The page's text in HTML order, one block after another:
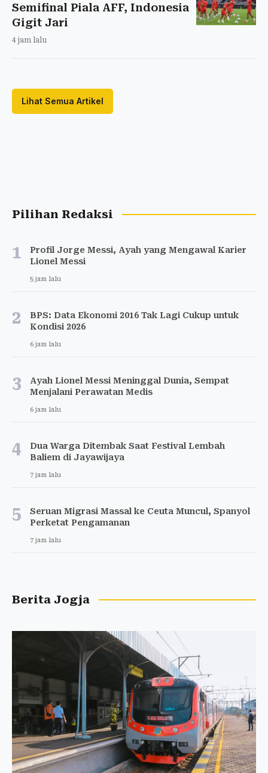
Semifinal Piala AFF, Indonesia
Gigit Jari
4 jam lalu
Lihat Semua Artikel
Pilihan Redaksi
1
Profil Jorge Messi, Ayah yang Mengawal Karier
Lionel Messi
5 jam lalu
2
BPS: Data Ekonomi 2016 Tak Lagi Cukup untuk
Kondisi 2026
6 jam lalu
3
Ayah Lionel Messi Meninggal Dunia, Sempat
Menjalani Perawatan Medis
6 jam lalu
4
Dua Warga Ditembak Saat Festival Lembah
Baliem di Jayawijaya
7 jam lalu
5
Seruan Migrasi Massal ke Ceuta Muncul, Spanyol
Perketat Pengamanan
7 jam lalu
Berita Jogja